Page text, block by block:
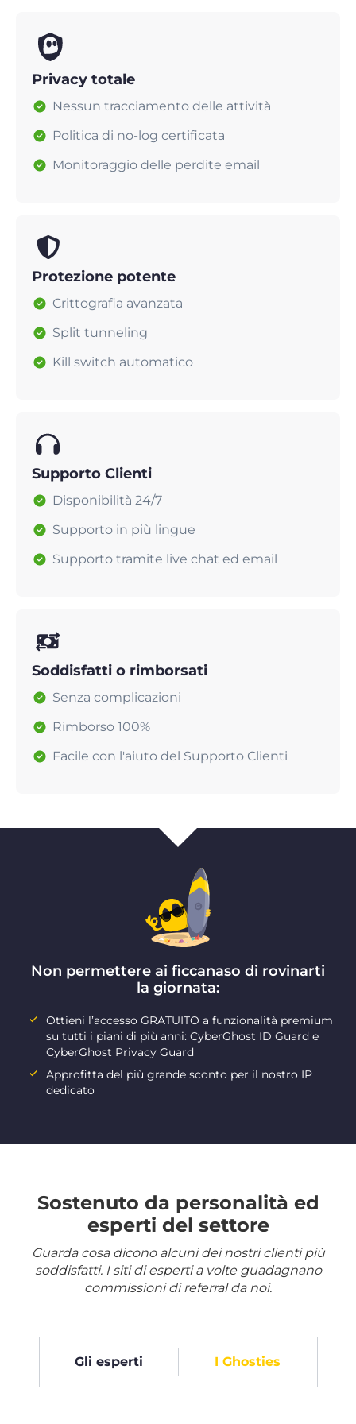
Privacy totale
Nessun tracciamento delle attività
Politica di no-log certificata
Monitoraggio delle perdite email
Protezione potente
Crittografia avanzata
Split tunneling
Kill switch automatico
Supporto Clienti
Disponibilità 24/7
Supporto in più lingue
Supporto tramite live chat ed email
Soddisfatti o rimborsati
Senza complicazioni
Rimborso 100%
Facile con l'aiuto del Supporto Clienti
Non permettere ai ficcanaso di rovinarti
la giornata:
Ottieni l’accesso GRATUITO a funzionalità premium
su tutti i piani di più anni: CyberGhost ID Guard e
CyberGhost Privacy Guard
Approfitta del più grande sconto per il nostro IP
dedicato
Sostenuto da personalità ed
esperti del settore
Guarda cosa dicono alcuni dei nostri clienti più
soddisfatti. I siti di esperti a volte guadagnano
commissioni di referral da noi.
Gli esperti I Ghosties